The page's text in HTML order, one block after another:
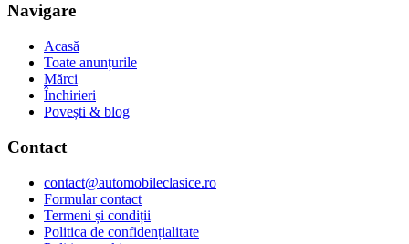
Navigare
Acasă
Toate anunțurile
Mărci
Închirieri
Povești & blog
Contact
contact@automobileclasice.ro
Formular contact
Termeni și condiții
Politica de confidențialitate